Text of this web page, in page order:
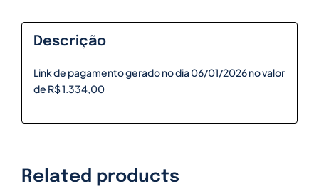
Descrição
Link de pagamento gerado no dia 06/01/2026 no valor
de R$ 1.334,00
Related products